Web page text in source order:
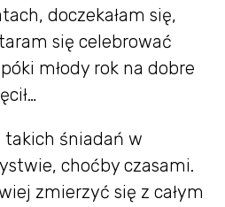
doczekałam się,
się celebrować
młody rok na dobre
takich śniadań w
choćby czasami.
zmierzyć się z całym